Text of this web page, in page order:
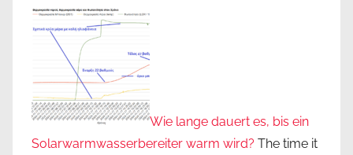
Wie lange dauert es, bis ein
Solarwarmwasserbereiter warm wird? The time it